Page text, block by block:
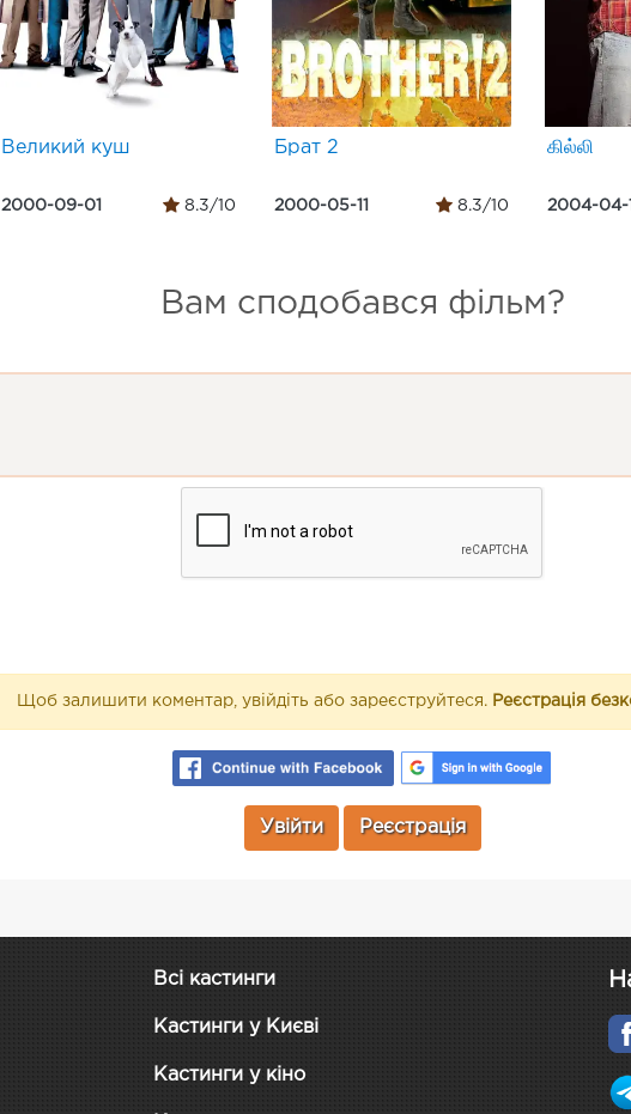
Великий куш
2000-09-01 8.3/10
Брат 2
2000-05-11 8.3/10
கில்லி
2004-04-
Вам сподобався фільм?
Щоб залишити коментар, увійдіть або зареєструйтеся. Реєстрація
Увійти Реєстрація
Всі кастинги
Кастинги у Києві
Кастинги у кіно